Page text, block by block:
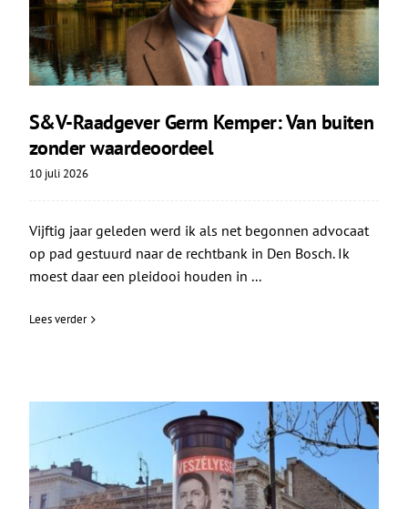
S&V-Raadgever Germ Kemper: Van buiten
zonder waardeoordeel
10 juli 2026
Vijftig jaar geleden werd ik als net begonnen advocaat
op pad gestuurd naar de rechtbank in Den Bosch. Ik
moest daar een pleidooi houden in ...
Lees verder